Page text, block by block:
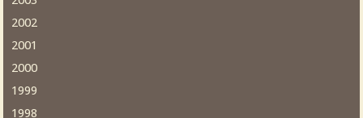
2002
2001
2000
1999
1998